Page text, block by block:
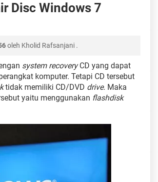
Disc Windows 7
oleh Kholid Rafsanjani .
system recoveryCD yang dapat
komputer. Tetapi CD tersebut
tidak memiliki CD/DVD drive. Maka
yaitu menggunakan flashdisk